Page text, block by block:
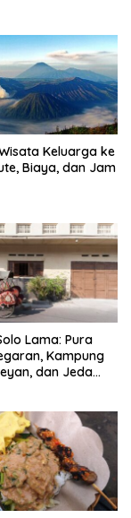
Keluarga ke
Biaya, dan Jam
Lama: Pura
Kampung
dan Jeda